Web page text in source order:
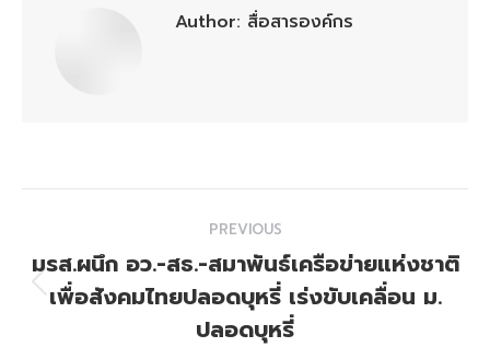
Author: สื่อสารองค์กร
navigation
PREVIOUS
Previous
post:
มรส.ผนึก อว.-สธ.-สมาพันธ์เครือข่ายแห่งชาติ
เพื่อสังคมไทยปลอดบุหรี่ เร่งขับเคลื่อน ม.
ปลอดบุหรี่